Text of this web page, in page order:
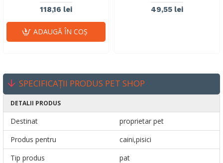
118,16 lei
ADAUGĂ ÎN COŞ
49,55 lei
SPECIFICAȚII PRODUS PET SHOP
DETALII PRODUS
Destinat
proprietar pet
Produs pentru
caini,pisici
Tip produs
pat